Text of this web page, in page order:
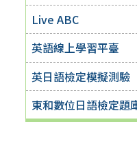
Live ABC
英語線上學習平臺
英日語檢定模擬測驗
東和數位日語檢定題